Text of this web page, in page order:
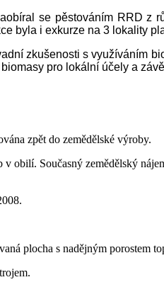
se pěstováním RRD z
byla i exkurze na 3 lokality
zkušenosti s využíváním
pro lokální účely a
zpět do zemědělské výroby.
Současný zemědělský
plocha s nadějným porostem